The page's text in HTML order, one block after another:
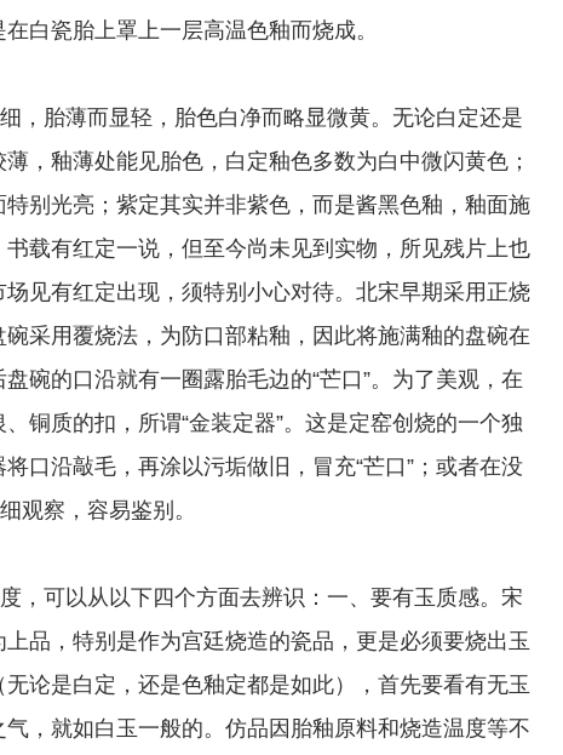
白瓷胎上罩上一层高温色釉而烧成。
胎薄而显轻，胎色白净而略显微黄。无论白定还是
，釉薄处能见胎色，白定釉色多数为白中微闪黄色；
别光亮；紫定其实并非紫色，而是酱黑色釉，釉面施
载有红定一说，但至今尚未见到实物，所见残片上也
见有红定出现，须特别小心对待。北宋早期采用正烧
采用覆烧法，为防口部粘釉，因此将施满釉的盘碗在
碗的口沿就有一圈露胎毛边的“芒口”。为了美观，在
铜质的扣，所谓“金装定器”。这是定窑创烧的一个独
口沿敲毛，再涂以污垢做旧，冒充“芒口”；或者在没
观察，容易鉴别。
可以从以下四个方面去辨识：一、要有玉质感。宋
品，特别是作为宫廷烧造的瓷品，更是必须要烧出玉
论是白定，还是色釉定都是如此），首先要看有无玉
，就如白玉一般的。仿品因胎釉原料和烧造温度等不